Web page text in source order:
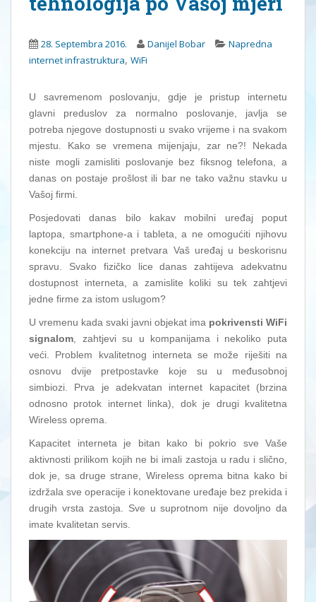
28. Septembra 2016. Danijel Bobar
Napredna
internet infrastruktura, WiFi
U savremenom poslovanju, gdje je pristup internetu
glavni preduslov za normalno poslovanje, javlja se
potreba njegove dostupnosti u svako vrijeme i na svakom
mjestu. Kako se vremena mijenjaju, zar ne?! Nekada
niste mogli zamisliti poslovanje bez fiksnog telefona, a
danas on postaje prošlost ili bar ne tako važnu stavku u
Vašoj firmi.
Posjedovati danas bilo kakav mobilni uređaj poput
laptopa, smartphone-a i tableta, a ne omogućiti njihovu
konekciju na internet pretvara Vaš uređaj u beskorisnu
spravu. Svako fizičko lice danas zahtijeva adekvatnu
dostupnost interneta, a zamislite koliki su tek zahtjevi
jedne firme za istom uslugom?
U vremenu kada svaki javni objekat ima pokrivensti WiFi
signalom , zahtjevi su u kompanijama i nekoliko puta
veći. Problem kvalitetnog interneta se može riješiti na
osnovu dvije pretpostavke koje su u međusobnoj
simbiozi. Prva je adekvatan internet kapacitet (brzina
odnosno protok internet linka), dok je drugi kvalitetna
Wireless oprema.
Kapacitet interneta je bitan kako bi pokrio sve Vaše
aktivnosti prilikom kojih ne bi imali zastoja u radu i slično,
dok je, sa druge strane, Wireless oprema bitna kako bi
izdržala sve operacije i konektovane uređaje bez prekida i
drugih vrsta zastoja. Sve u suprotnom nije dovoljno da
imate kvalitetan servis.